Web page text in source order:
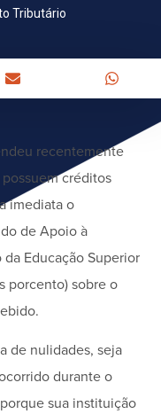
Tributário
recentemente
créditos
imediata o
de Apoio à
Educação Superior
porcento) sobre o
de nulidades, seja
durante o
sua instituição